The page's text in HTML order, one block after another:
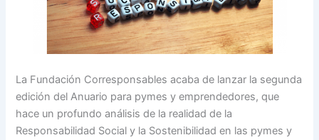
La Fundación Corresponsables acaba de lanzar la segunda
edición del Anuario para pymes y emprendedores, que
hace un profundo análisis de la realidad de la
Responsabilidad Social y la Sostenibilidad en las pymes y